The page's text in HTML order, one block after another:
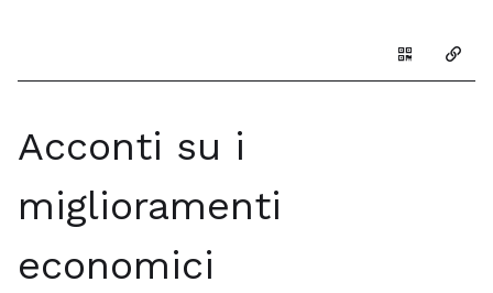
Genera il
Acconti su i
miglioramenti
economici